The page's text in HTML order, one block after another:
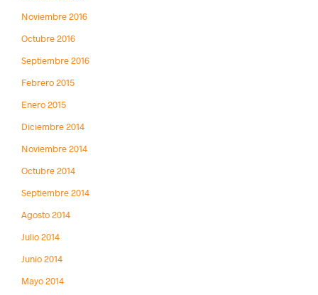
Noviembre 2016
Octubre 2016
Septiembre 2016
Febrero 2015
Enero 2015
Diciembre 2014
Noviembre 2014
Octubre 2014
Septiembre 2014
Agosto 2014
Julio 2014
Junio 2014
Mayo 2014